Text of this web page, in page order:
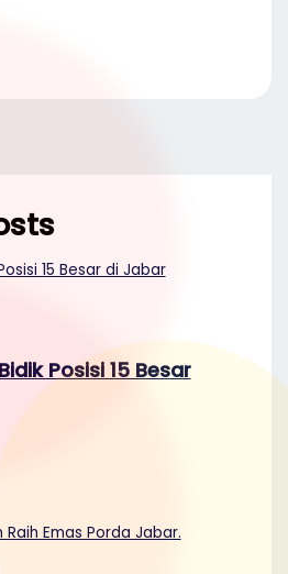
Posisi 15 Besar